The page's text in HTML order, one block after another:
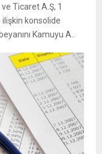
Ticaret A.Ş, 1
konsolide
Kamuyu A..